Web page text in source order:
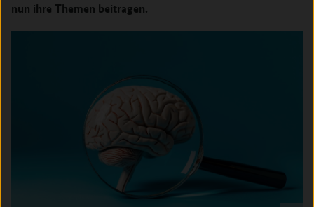
nun ihre Themen beitragen.